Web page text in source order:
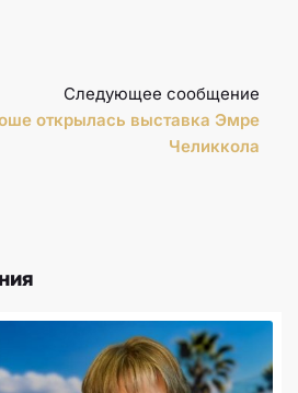
Следующее сообщение
открылась выставка Эмре
Челиккола